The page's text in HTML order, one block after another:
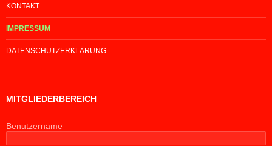
KONTAKT
IMPRESSUM
DATENSCHUTZERKLÄRUNG
MITGLIEDERBEREICH
Benutzername